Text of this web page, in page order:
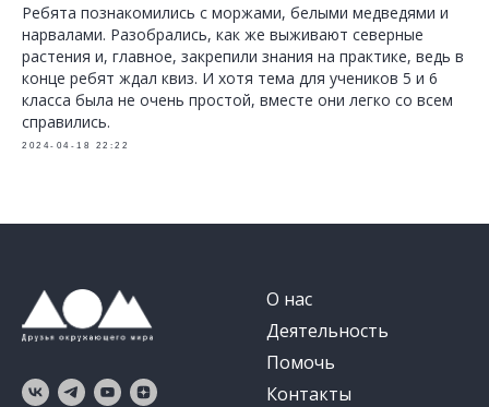
Ребята познакомились с моржами, белыми медведями и
нарвалами. Разобрались, как же выживают северные
растения и, главное, закрепили знания на практике, ведь в
конце ребят ждал квиз. И хотя тема для учеников 5 и 6
класса была не очень простой, вместе они легко со всем
справились.
2024-04-18 22:22
О нас
Деятельность
Помочь
Контакты